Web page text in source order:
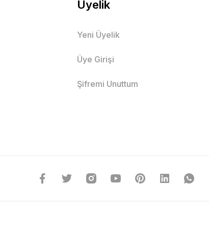
Üyelik
Yeni Üyelik
Üye Girişi
Şifremi Unuttum